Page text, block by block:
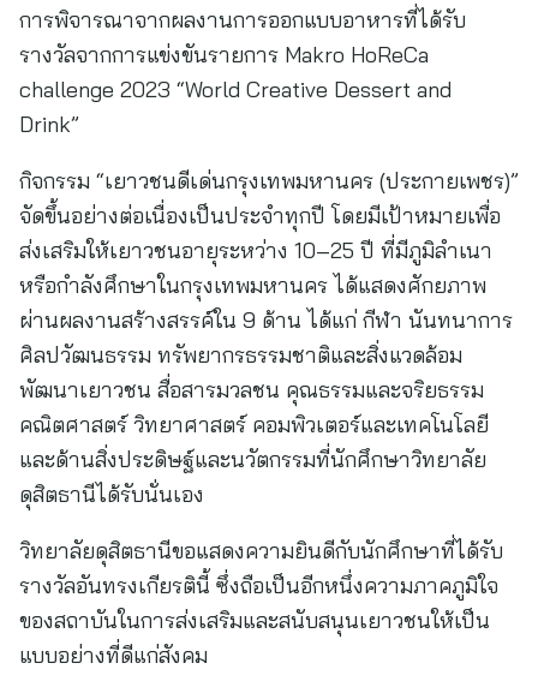
การพิจารณาจากผลงานการออกแบบอาหารที่ได้รับ
รางวัลจากการแข่งขันรายการ Makro HoReCa
challenge 2023 “World Creative Dessert and
Drink”
กิจกรรม “เยาวชนดีเด่นกรุงเทพมหานคร (ประกายเพชร)”
จัดขึ้นอย่างต่อเนื่องเป็นประจำทุกปี โดยมีเป้าหมายเพื่อ
ส่งเสริมให้เยาวชนอายุระหว่าง 10–25 ปี ที่มีภูมิลำเนา
หรือกำลังศึกษาในกรุงเทพมหานคร ได้แสดงศักยภาพ
ผ่านผลงานสร้างสรรค์ใน 9 ด้าน ได้แก่ กีฬา นันทนาการ
ศิลปวัฒนธรรม ทรัพยากรธรรมชาติและสิ่งแวดล้อม
พัฒนาเยาวชน สื่อสารมวลชน คุณธรรมและจริยธรรม
คณิตศาสตร์ วิทยาศาสตร์ คอมพิวเตอร์และเทคโนโลยี
และด้านสิ่งประดิษฐ์และนวัตกรรมที่นักศึกษาวิทยาลัย
ดุสิตธานีได้รับนั่นเอง
วิทยาลัยดุสิตธานีขอแสดงความยินดีกับนักศึกษาที่ได้รับ
รางวัลอันทรงเกียรตินี้ ซึ่งถือเป็นอีกหนึ่งความภาคภูมิใจ
ของสถาบันในการส่งเสริมและสนับสนุนเยาวชนให้เป็น
แบบอย่างที่ดีแก่สังคม